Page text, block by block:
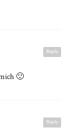
Reply
🙂
Reply